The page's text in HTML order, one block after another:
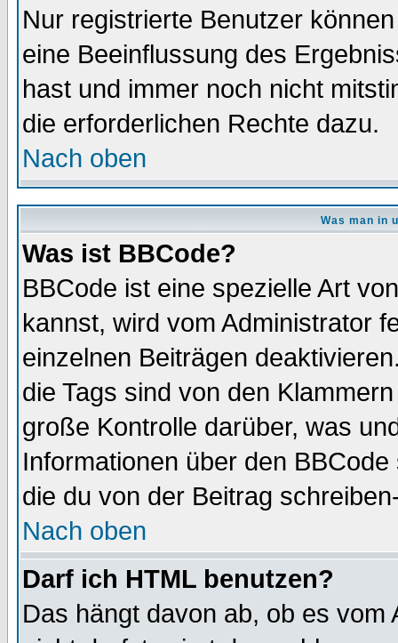
Nur registrierte Benutzer
eine Beeinflussung des
hast und immer noch nicht
die erforderlichen Rechte dazu.
Nach oben
Was man in
Was ist BBCode?
BBCode ist eine spezielle Art
kannst, wird vom Administrator
einzelnen Beiträgen
die Tags sind von den
große Kontrolle darüber, was
Informationen über den
die du von der Beitrag
Nach oben
Darf ich HTML benutzen?
Das hängt davon ab, ob es